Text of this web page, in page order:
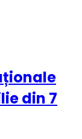
din 7